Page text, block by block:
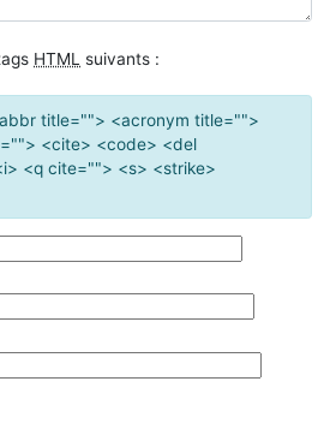
HTML suivants :
title=""> <acronym title="">
<cite> <code> <del
<q cite=""> <s> <strike>